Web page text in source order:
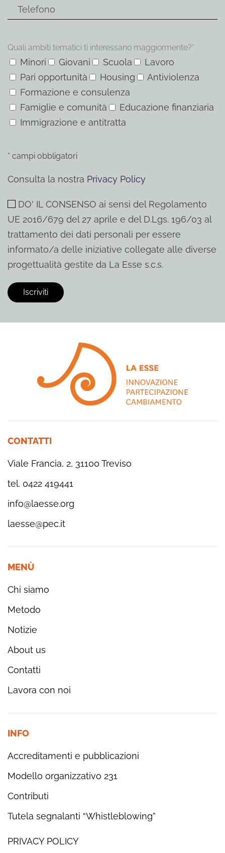
Quali ambiti tematici ti interessano maggiormente?*
Minori Giovani Scuola
Lavoro
Pari opportunità
Housing
Antiviolenza
Formazione e consulenza
Famiglie e comunità
Educazione finanziaria
Immigrazione e antitratta
* campi obbligatori
Consulta la nostra Privacy Policy
DO' IL CONSENSO ai sensi del Regolamento
UE 2016/679 del 27 aprile e del D.Lgs. 196/03 al
trattamento dei dati personali per essere
informato/a delle iniziative collegate alle diverse
progettualità gestite da La Esse s.c.s.
CONTATTI
Viale Francia, 2, 31100 Treviso
tel. 0422 419441
info@laesse.org
laesse@pec.it
MENÙ
Chi siamo
Metodo
Notizie
About us
Contatti
Lavora con noi
INFO
Accreditamenti e pubblicazioni
Modello organizzativo 231
Contributi
Tutela segnalanti “Whistleblowing”
PRIVACY POLICY